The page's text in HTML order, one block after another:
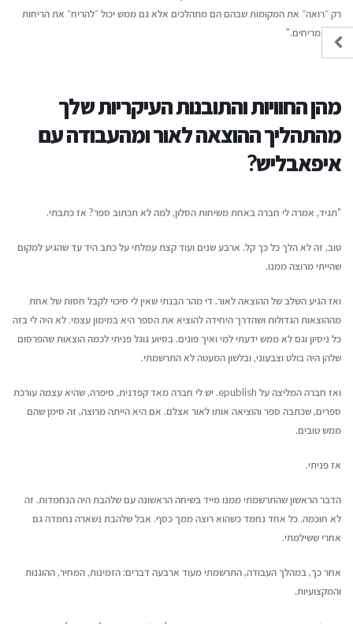
רק ״רואה״ את המקומות שבהם הם מתהלכים אלא גם ממש יכול ״להריח״ את הריחות
שהם מריחים."
מהן החוויות והתובנות העיקריות שלך
מהתהליך ההוצאה לאור ומהעבודה עם
איפאבליש?
"תגיד, אמרה לי חברה באחת משיחות הסלון, למה לא תכתוב ספר? אז כתבתי.
טוב, זה לא הלך כל כך קל. ארבע שנים ועוד קצת עמלתי על כתב היד עד שהגיע למקום
שהייתי מרוצה ממנו.
ואז הגיע השלב של ההוצאה לאור. די מהר הבנתי שאין לי סיכוי לקבל חסות של אחת
מההוצאות הגדולות ושהדרך היחידה להוציא את הספר היא במימון עצמי. לא היה לי בזה
כל ניסיון וגם לא ממש ידעתי למי ואיך פונים. בסיוע גוגל פניתי לכמה הוצאות שהפרסום
שלהן היה בולט וצבעוני, ובלשון המעטה לא התרשמתי.
ואז חברה המליצה על epublish. יש לי חברה מאד קפדנית, סיפרה, שהיא עצמה עורכת
ספרים, שכתבה ספר והוציאה אותו לאור אצלם. אם היא הייתה מרוצה, זה סימן שהם
ממש טובים.
אז פניתי.
הדבר הראשון שהתרשמתי ממנו מייד בשיחה הראשונה עם שלהבת היה הנחמדות. זה
לא חוכמה. כל אחד נחמד כשהוא רוצה ממך כסף. אבל שלהבת נשארה נחמדה גם
אחרי ששילמתי.
אחר כך, במהלך העבודה, התרשמתי מעוד ארבעה דברים: הזמינות, המחיר, ההוגנות
והמקצועיות.